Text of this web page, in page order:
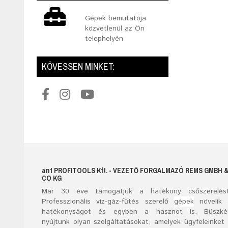
Gépek bemutatója
közvetlenül az Ön
telephelyén
KÖVESSEN MINKET:
ant PROFITOOLS Kft. - VEZETŐ FORGALMAZÓ REMS GMBH &
CO KG
Már 30éve támogatjuk a hatékony
Professzionális víz-gáz-fűtés szerelő gépeknövelik
hatékonyságot és egyben a hasznot is.
nyújtunk olyan szolgáltatásokat, amelyek ügyfeleinket